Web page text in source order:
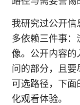
我研究过公开
多依赖三件事
像。公开内容的
问的部分，且要
可选路径，下
化观看体验。